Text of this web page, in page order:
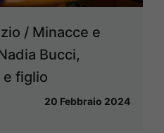
/ Minacce e
Bucci,
figlio
20 Febbraio 2024